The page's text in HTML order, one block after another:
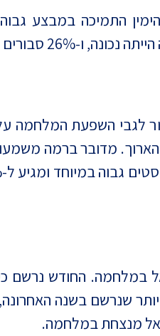
מדובר ברמה
במלחמה. החודש נרשם
שנרשם בשנה